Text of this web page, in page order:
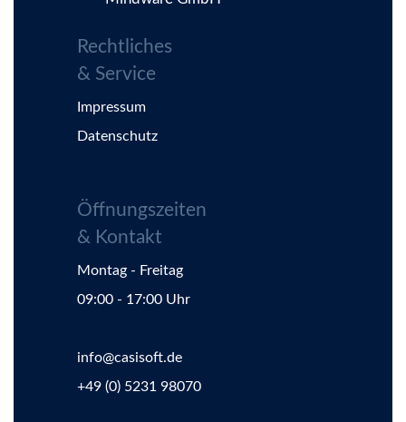
Rechtliches
& Service
Impressum
Datenschutz
Öffnungszeiten
& Kontakt
Montag - Freitag
09:00 - 17:00 Uhr
info@casisoft.de
+49 (0) 5231 98070